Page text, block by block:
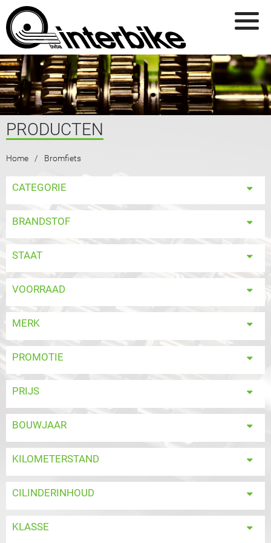
Overslaan en naar de inhoud gaan
PRODUCTEN
U BENT HIER
Home Bromfiets
CATEGORIE
BRANDSTOF
STAAT
VOORRAAD
MERK
PROMOTIE
PRIJS
BOUWJAAR
KILOMETERSTAND
CILINDERINHOUD
KLASSE